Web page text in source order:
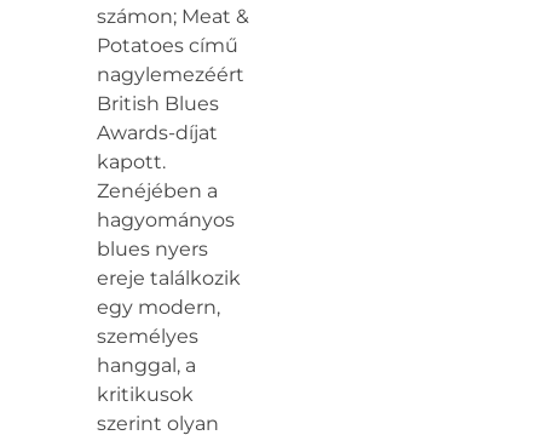
számon; Meat &
Potatoes című
nagylemezéért
British Blues
Awards-díjat
kapott.
Zenéjében a
hagyományos
blues nyers
ereje találkozik
egy modern,
személyes
hanggal, a
kritikusok
szerint olyan